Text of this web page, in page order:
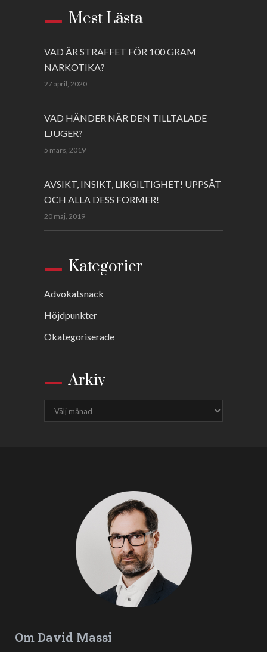
Mest Lästa
VAD ÄR STRAFFET FÖR 100 GRAM
NARKOTIKA?
27 april, 2020
VAD HÄNDER NÄR DEN TILLTALADE
LJUGER?
5 mars, 2019
AVSIKT, INSIKT, LIKGILTIGHET! UPPSÅT
OCH ALLA DESS FORMER!
20 maj, 2019
Kategorier
Advokatsnack
Höjdpunkter
Okategoriserade
Arkiv
Om David Massi